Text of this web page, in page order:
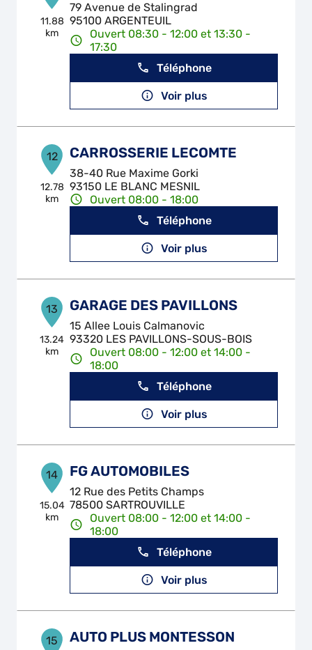
11.88
km
79 Avenue de Stalingrad
95100 ARGENTEUIL
Ouvert 08:30 - 12:00 et 13:30 -
17:30
Téléphone
Voir plus
12
12.78
km
CARROSSERIE LECOMTE
38-40 Rue Maxime Gorki
93150 LE BLANC MESNIL
Ouvert 08:00 - 18:00
Téléphone
Voir plus
13
13.24
km
GARAGE DES PAVILLONS
15 Allee Louis Calmanovic
93320 LES PAVILLONS-SOUS-BOIS
Ouvert 08:00 - 12:00 et 14:00 -
18:00
Téléphone
Voir plus
14
15.04
km
FG AUTOMOBILES
12 Rue des Petits Champs
78500 SARTROUVILLE
Ouvert 08:00 - 12:00 et 14:00 -
18:00
Téléphone
Voir plus
15 AUTO PLUS MONTESSON